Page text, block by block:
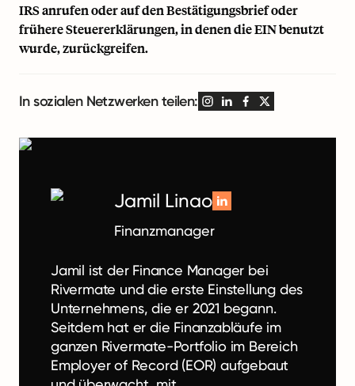
IRS anrufen oder auf den Bestätigungsbrief oder
frühere Steuererklärungen, in denen die EIN benutzt
wurde, zurückgreifen.
In sozialen Netzwerken teilen:
Jamil Linao
Finanzmanager
Jamil ist der Finance Manager bei
Rivermate und die erste Einstellung des
Unternehmens, die er 2021 begann.
Seitdem hat er die Finanzabläufe im
ganzen Rivermate-Portfolio im Bereich
Employer of Record (EOR) aufgebaut